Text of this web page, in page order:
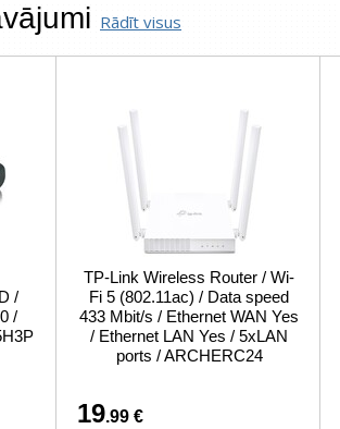
Rādīt visus
/
/
TP-Link Wireless Router / Wi-
Fi 5 (802.11ac) / Data speed
433 Mbit/s / Ethernet WAN Yes
/ Ethernet LAN Yes / 5xLAN
ports / ARCHERC24
19.99 €